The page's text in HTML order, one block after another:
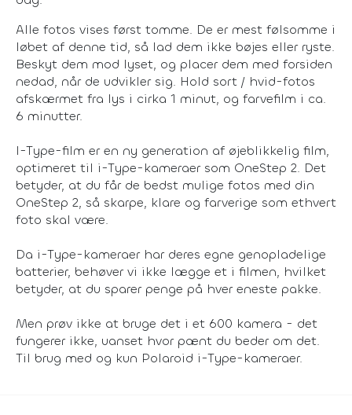
Alle fotos vises først tomme. De er mest følsomme i
løbet af denne tid, så lad dem ikke bøjes eller ryste.
Beskyt dem mod lyset, og placer dem med forsiden
nedad, når de udvikler sig. Hold sort / hvid-fotos
afskærmet fra lys i cirka 1 minut, og farvefilm i ca.
6 minutter.
I-Type-film er en ny generation af øjeblikkelig film,
optimeret til i-Type-kameraer som OneStep 2. Det
betyder, at du får de bedst mulige fotos med din
OneStep 2, så skarpe, klare og farverige som ethvert
foto skal være.
Da i-Type-kameraer har deres egne genopladelige
batterier, behøver vi ikke lægge et i filmen, hvilket
betyder, at du sparer penge på hver eneste pakke.
Men prøv ikke at bruge det i et 600 kamera - det
fungerer ikke, uanset hvor pænt du beder om det.
Til brug med og kun Polaroid i-Type-kameraer.